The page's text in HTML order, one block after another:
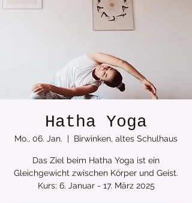
Hatha Yoga
Mo., 06. Jan.
  |
Birwinken, altes Schulhaus
Das Ziel beim Hatha Yoga ist ein
Gleichgewicht zwischen Körper und Geist.